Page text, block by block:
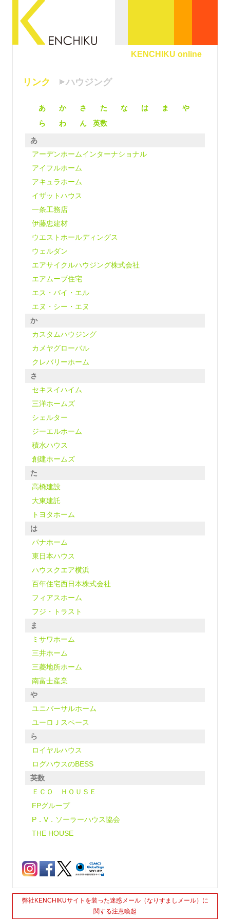
KENCHIKU online
リンク ハウジング
あ か さ た な は ま
や
ら
わ ん 英数
あ
アーデンホームインターナショナル
アイフルホーム
アキュラホーム
イザットハウス
一条工務店
伊藤忠建材
ウエストホールディングス
ウェルダン
エアサイクルハウジング株式会社
エアムーブ住宅
エス・バイ・エル
エヌ・シー・エヌ
か
カスタムハウジング
カメヤグローバル
クレバリーホーム
さ
セキスイハイム
三洋ホームズ
シェルター
ジーエルホーム
積水ハウス
創建ホームズ
た
高橋建設
大東建託
トヨタホーム
は
パナホーム
東日本ハウス
ハウスクエア横浜
百年住宅西日本株式会社
フィアスホーム
フジ・トラスト
ま
ミサワホーム
三井ホーム
三菱地所ホーム
南富士産業
や
ユニバーサルホーム
ユーロＪスペース
ら
ロイヤルハウス
ログハウスのBESS
英数
ＥＣＯ ＨＯＵＳＥ
FPグループ
P．V．ソーラーハウス協会
THE HOUSE
弊社KENCHIKUサイトを装った迷惑メール（なりすましメール）に
関する注意喚起